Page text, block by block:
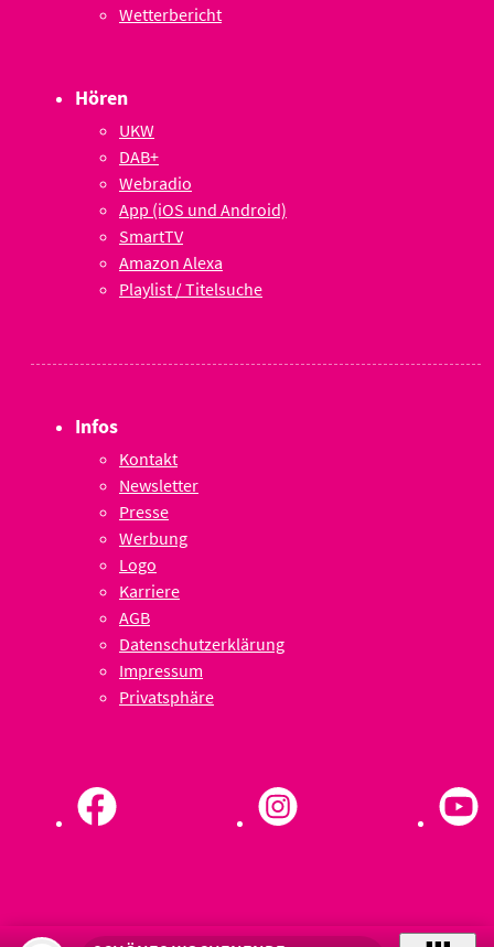
Wetterbericht
Hören
UKW
DAB+
Webradio
App (iOS und Android)
SmartTV
Amazon Alexa
Playlist / Titelsuche
Infos
Kontakt
Newsletter
Presse
Werbung
Logo
Karriere
AGB
Datenschutzerklärung
Impressum
Privatsphäre